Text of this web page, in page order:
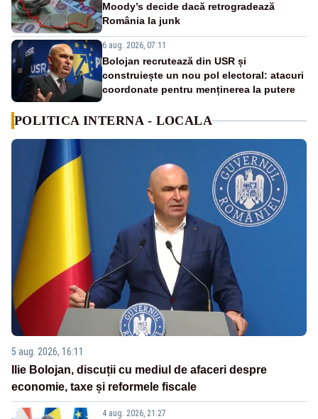
Moody’s decide dacă retrogradează
România la junk
6 aug. 2026, 07:11
Bolojan recrutează din USR și
construiește un nou pol electoral: atacuri
coordonate pentru menținerea la putere
POLITICA INTERNA - LOCALA
5 aug. 2026, 16:11
Ilie Bolojan, discuții cu mediul de afaceri despre
economie, taxe și reformele fiscale
4 aug. 2026, 21:27